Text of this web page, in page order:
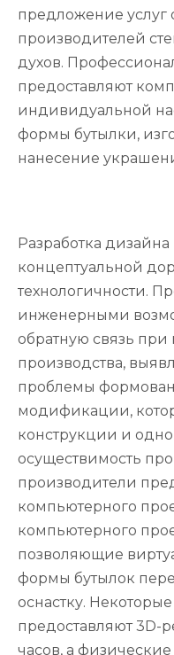
предложение услуг
производителей
духов.
предоставляют
индивидуальной
формы бутылки,
нанесение
Разработка дизайна
концептуальной
технологичности.
инженерными
обратную связь
производства,
проблемы
модификации,
конструкции и
осуществимость
производители
компьютерного
компьютерного
позволяющие
формы бутылок
оснастку.
предоставляют 3D-
часов, а